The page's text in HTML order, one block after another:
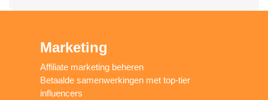
Marketing
Affiliate marketing beheren
Betaalde samenwerkingen met top-tier
influencers